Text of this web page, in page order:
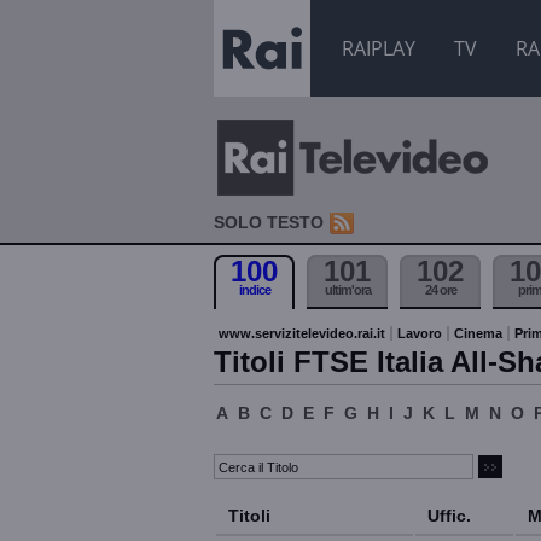
RAIPLAY TV
SOLO TESTO
100
indice
101
ultim'ora
102
24 ore
www.servizitelevideo.rai.it Lavoro Cinema
Titoli FTSE Italia All-
A B C D E F G H I J K L M N O
Titoli Uffic.